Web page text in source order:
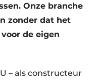
Onze branche
zonder dat het
de eigen
– als constructeur